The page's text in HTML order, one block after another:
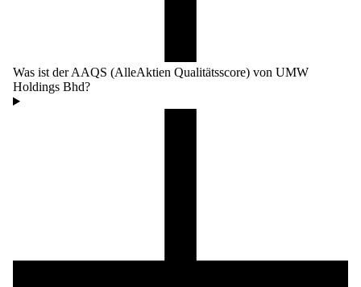
Was ist der AAQS (AlleAktien Qualitätsscore) von UMW
Holdings Bhd?